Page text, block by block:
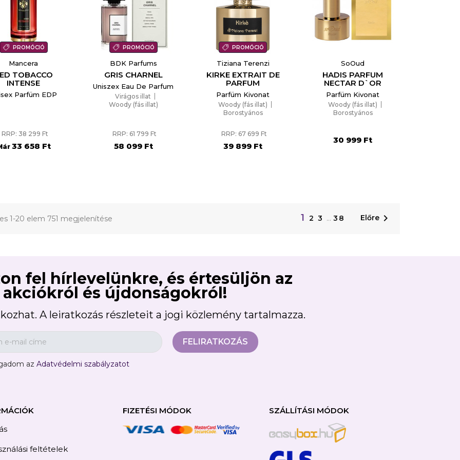
PROMÓCIÓ
Mancera
TOBACCO
INTENSE
Parfüm EDP
RRP: 38 299 Ft
33 658 Ft
PROMÓCIÓ
BDK Parfums
GRIS CHARNEL
Uniszex Eau De Parfum
Virágos illat
Woody (fás illat)
RRP: 61 799 Ft
58 099 Ft
PROMÓCIÓ
Tiziana Terenzi
KIRKE EXTRAIT DE
PARFUM
Parfüm Kivonat
Woody (fás illat)
Borostyános
RRP: 67 699 Ft
39 899 Ft
SoOud
HADIS PARFUM
NECTAR D`OR
Parfüm Kivonat
Woody (fás illat)
Borostyános
30 999 Ft
1-20 elem 751 megjelenítése 1 2 3 … 38 Előre 
fel hírlevelünkre, és értesüljön az
akciókról és újdonságokról!
A leiratkozás részleteit a jogi közlemény tartalmazza.
az Adatvédelmi szabályzatot
feltételek
FIZETÉSI MÓDOK SZÁLLÍTÁSI MÓDOK